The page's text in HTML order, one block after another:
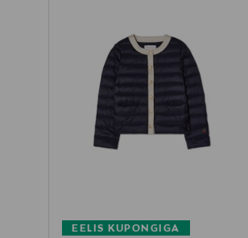
EELIS KUPONGIGA